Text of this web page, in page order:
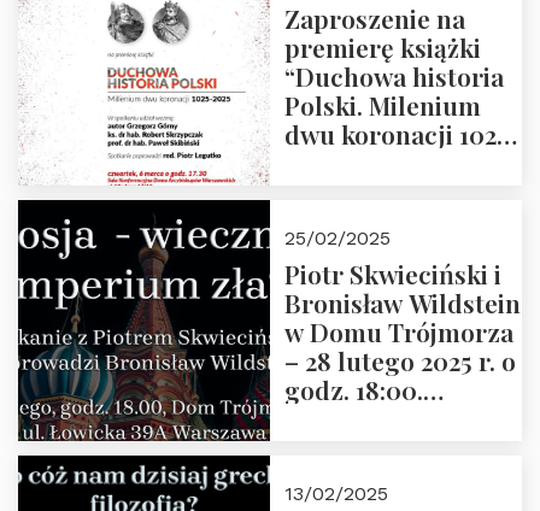
Zaproszenie na
premierę książki
“Duchowa historia
Polski. Milenium
dwu koronacji 1025-
2025 r. godz. 17:30,
DAW ul. Miodowa
17/19
25/02/2025
Piotr Skwieciński i
Bronisław Wildstein
w Domu Trójmorza
– 28 lutego 2025 r. o
godz. 18:00.
13/02/2025